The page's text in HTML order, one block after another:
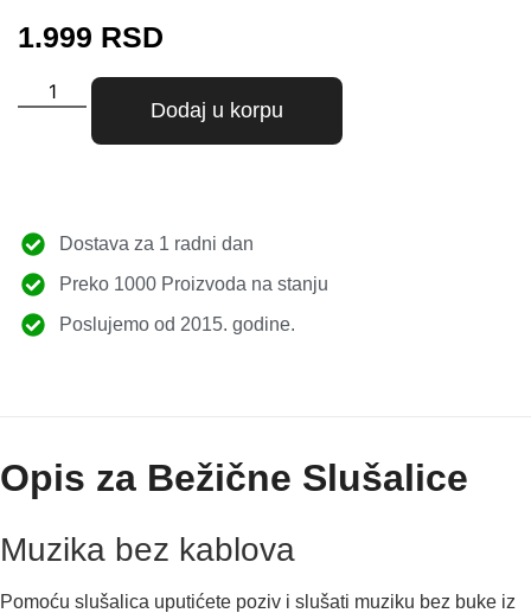
1.999 RSD
Dodaj u korpu
Dostava za 1 radni dan
Preko 1000 Proizvoda na stanju
Poslujemo od 2015. godine.
Opis za Bežične Slušalice
Muzika bez kablova
Pomoću slušalica uputićete poziv i slušati muziku bez buke iz